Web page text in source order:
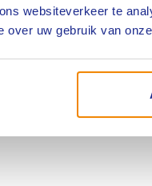
websiteverkeer te
over uw gebruik van
voor de laatste updates
evenementen!